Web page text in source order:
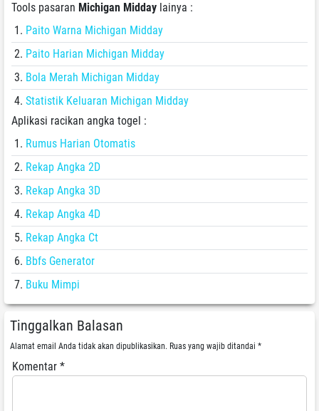
Tools pasaran Michigan Midday lainya :
Paito Warna Michigan Midday
Paito Harian Michigan Midday
Bola Merah Michigan Midday
Statistik Keluaran Michigan Midday
Aplikasi racikan angka togel :
Rumus Harian Otomatis
Rekap Angka 2D
Rekap Angka 3D
Rekap Angka 4D
Rekap Angka Ct
Bbfs Generator
Buku Mimpi
Tinggalkan Balasan
Alamat email Anda tidak akan dipublikasikan. Ruas yang wajib ditandai *
Komentar *